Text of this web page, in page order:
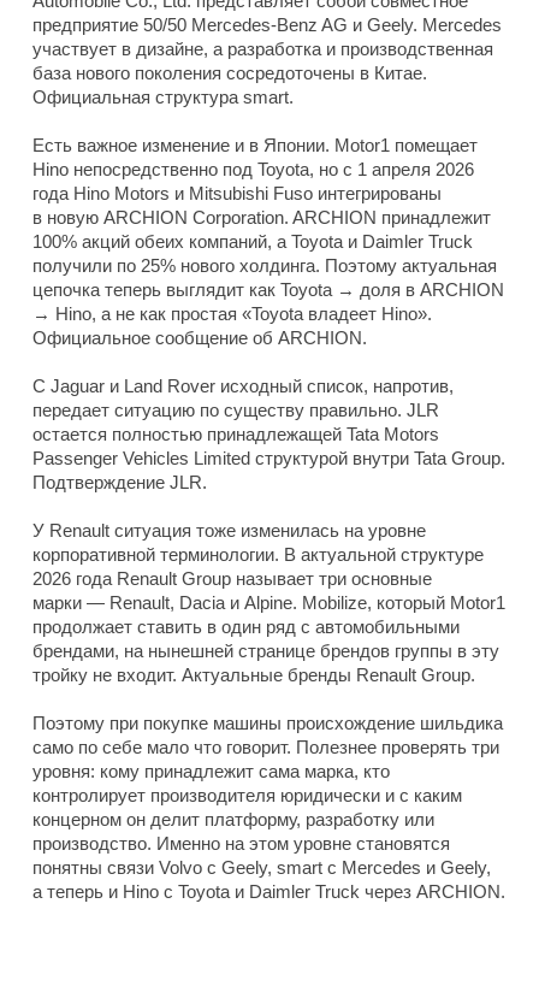
предприятие 50/50 Mercedes-Benz AG и Geely. Mercedes
участвует в дизайне, а разработка и производственная
база нового поколения сосредоточены в Китае.
Официальная структура smart.
Есть важное изменение и в Японии. Motor1 помещает
Hino непосредственно под Toyota, но с 1 апреля 2026
года Hino Motors и Mitsubishi Fuso интегрированы
в новую ARCHION Corporation. ARCHION принадлежит
100% акций обеих компаний, а Toyota и Daimler Truck
получили по 25% нового холдинга. Поэтому актуальная
цепочка теперь выглядит как Toyota → доля в ARCHION
→ Hino, а не как простая «Toyota владеет Hino».
Официальное сообщение об ARCHION.
С Jaguar и Land Rover исходный список, напротив,
передает ситуацию по существу правильно. JLR
остается полностью принадлежащей Tata Motors
Passenger Vehicles Limited структурой внутри Tata Group.
Подтверждение JLR.
У Renault ситуация тоже изменилась на уровне
корпоративной терминологии. В актуальной структуре
2026 года Renault Group называет три основные
марки — Renault, Dacia и Alpine. Mobilize, который Motor1
продолжает ставить в один ряд с автомобильными
брендами, на нынешней странице брендов группы в эту
тройку не входит. Актуальные бренды Renault Group.
Поэтому при покупке машины происхождение шильдика
само по себе мало что говорит. Полезнее проверять три
уровня: кому принадлежит сама марка, кто
контролирует производителя юридически и с каким
концерном он делит платформу, разработку или
производство. Именно на этом уровне становятся
понятны связи Volvo с Geely, smart с Mercedes и Geely,
а теперь и Hino с Toyota и Daimler Truck через ARCHION.